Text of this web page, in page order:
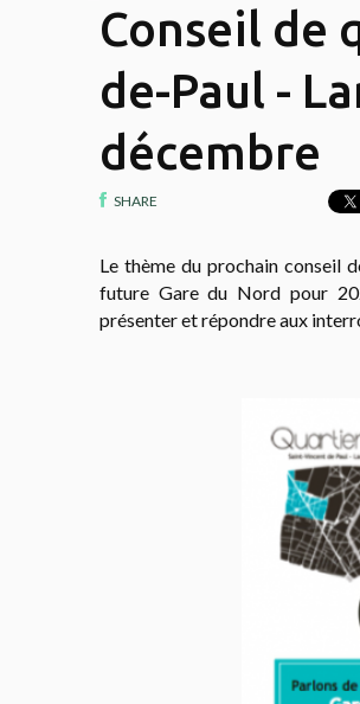
Conseil de
de-Paul -
décembre
SHARE
Le thème du prochain conseil
future Gare du Nord pour
présenter et répondre aux